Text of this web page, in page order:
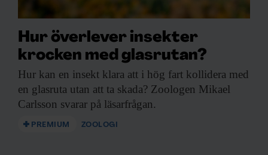
Hur överlever insekter
krocken med glasrutan?
Hur kan en insekt klara att i hög fart kollidera med
en glasruta utan att ta skada? Zoologen Mikael
Carlsson svarar på läsarfrågan.
PREMIUM ZOOLOGI